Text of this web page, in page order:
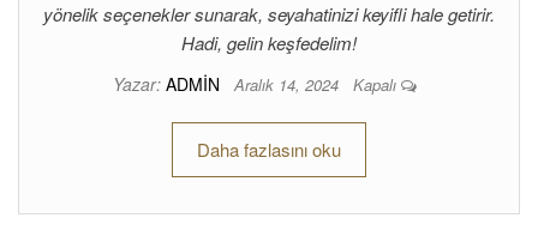
yönelik seçenekler sunarak, seyahatinizi keyifli hale getirir.
Hadi, gelin keşfedelim!
Yazar: ADMIN Aralık 14, 2024 Kapalı
Daha fazlasını oku